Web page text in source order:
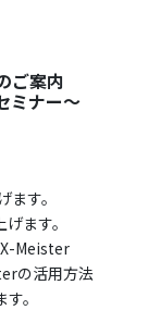
ご案内
ミナー～
す。
ます。
Meister
の活用方法
。